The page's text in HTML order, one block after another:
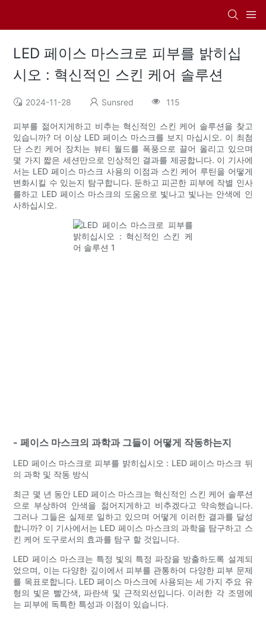
LED 페이스 마스크로 피부를 밝히십
시오 : 혁신적인 스킨 케어 솔루션
2024-11-28 Sunsred 115
피부를 젊어지게하고 비추는 혁신적인 스킨 케어 솔루션을 찾고
있습니까? 더 이상 LED 페이스 마스크를 보지 마십시오. 이 최첨
단 스킨 케어 장치는 뷰티 월드를 폭풍으로 끌어 올리고 있으며
몇 가지 짧은 세션만으로 인상적인 결과를 제공합니다. 이 기사에
서는 LED 페이스 마스크 사용의 이점과 스킨 케어 루틴을 어떻게
변화시킬 수 있는지 탐구합니다. 둔하고 피곤한 피부에 작별 인사
를하고 LED 페이스 마스크의 도움으로 빛나고 빛나는 안색에 인
사하십시오.
- 페이스 마스크의 과학과 그들이 어떻게 작동하는지
LED 페이스 마스크로 피부를 밝히십시오 : LED 페이스 마스크 뒤
의 과학 및 작동 방식
최근 몇 년 동안 LED 페이스 마스크는 혁신적인 스킨 케어 솔루션
으로 부상하여 안색을 젊어지게하고 비추겠다고 약속했습니다.
그러나 그들은 실제로 일하고 있으며 어떻게 이러한 결과를 달성
합니까? 이 기사에서는 LED 페이스 마스크의 과학을 탐구하고 스
킨 케어 도구로서의 효과를 탐구 할 것입니다.
LED 페이스 마스크는 특정 빛의 특정 파장을 방출하도록 설계되
었으며, 이는 다양한 깊이에서 피부를 관통하여 다양한 피부 문제
를 목표로합니다. LED 페이스 마스크에 사용되는 세 가지 주요 유
형의 빛은 빨간색, 파란색 및 근적외선입니다. 이러한 각 조명에
는 피부에 독특한 특성과 이점이 있습니다.